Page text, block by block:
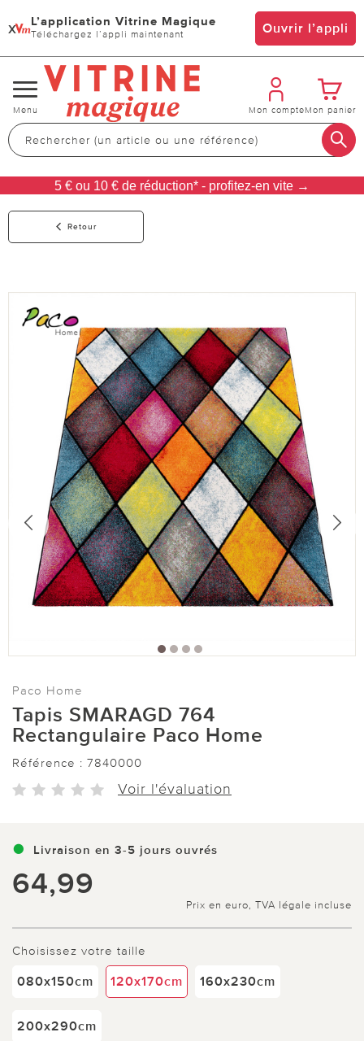
x L’application Vitrine Magique
Téléchargez l’appli maintenant Ouvrir l’appli
Changer
de
navigation
Menu Mon compteMon panier
5 € ou 10 € de réduction* - profitez-en vite →
Retour
Paco Home
Tapis SMARAGD 764
Rectangulaire Paco Home
Référence : 7840000
Voir l'évaluation
Livraison en 3-5 jours ouvrés
64,99
Prix en euro, TVA légale incluse
Choisissez votre taille
080x150cm 120x170cm 160x230cm
200x290cm